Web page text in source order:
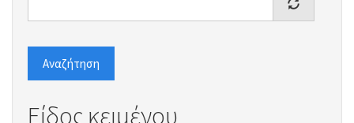
Αναζήτηση
Είδος κειμένου